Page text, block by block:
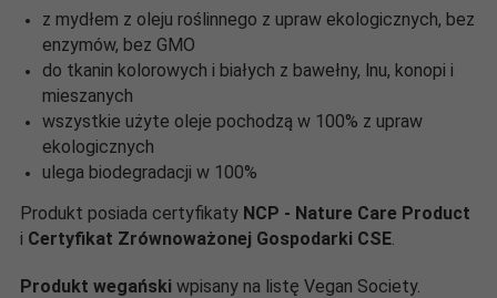
z mydłem z oleju roślinnego z upraw ekologicznych, bez
enzymów, bez GMO
do tkanin kolorowych i białych z bawełny, lnu, konopi i
mieszanych
wszystkie użyte oleje pochodzą w 100% z upraw
ekologicznych
ulega biodegradacji w 100%
Produkt posiada certyfikaty NCP - Nature Care Product
i Certyfikat Zrównoważonej Gospodarki CSE.
Produkt wegański wpisany na listę Vegan Society.